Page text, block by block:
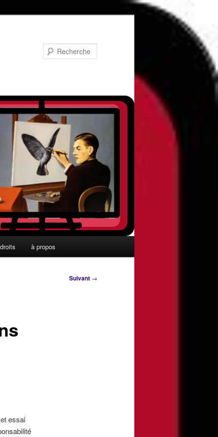
droits à propos
Suivant →
essai